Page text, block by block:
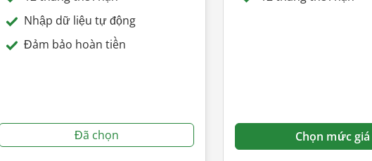
Nhập dữ liệu tự động
Đảm bảo hoàn tiền
Đã chọn Chọn mức giá